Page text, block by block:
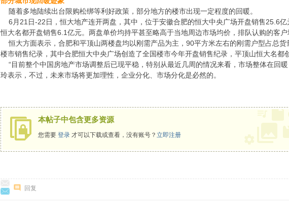
随着多地陆续出台限购松绑等利好政策，部分地方的楼市出现一定程度的回暖。
6月21日-22日，恒大地产连开两盘，其中，位于安徽合肥的恒大中央广场开盘销售25.6
恒大名都开盘销售6.1亿元。两盘单价均持平甚至略高于当地周边市场均价，排队认购的客户
恒大方面表示，合肥和平顶山两楼盘均以刚需产品为主，90平方米左右的刚需户型占总
楼市销售纪录，其中合肥恒大中央广场创造了全国楼市今年开盘销售纪录，平顶山恒大名都
“目前整个中国房地产市场调整后已现平稳，特别从最近几周的情况来看，市场整体在回
玲表示，不过，未来市场将更加理性，企业分化、市场分化是必然的。
本帖子中包含更多资源
您需要 登录 才可以下载或查看，没有账号？ 立即注册
回复